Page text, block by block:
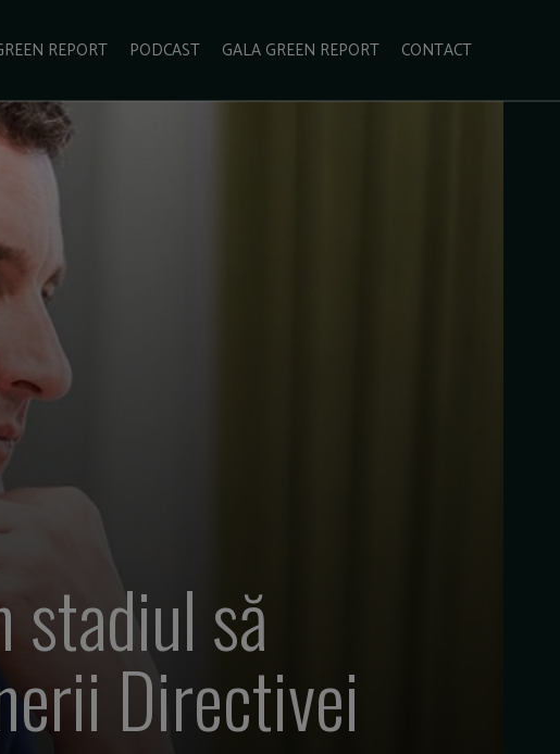
REPORT PODCAST GALA GREEN REPORT CONTACT
să
Directivei